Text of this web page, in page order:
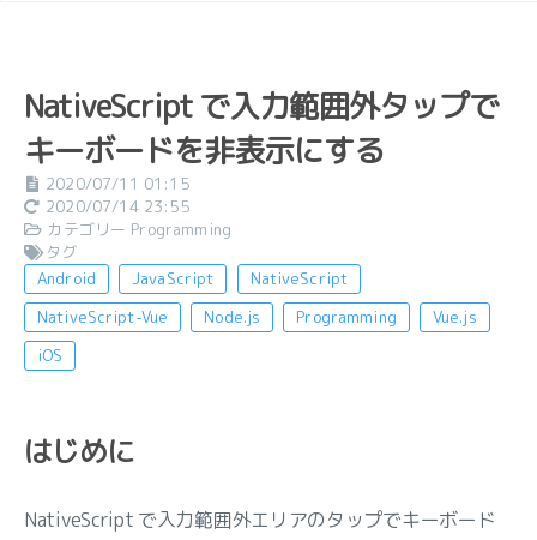
NativeScript で入力範囲外タップで
キーボードを非表示にする
2020/07/11 01:15
2020/07/14 23:55
カテゴリー Programming
タグ
Android
JavaScript
NativeScript
NativeScript-Vue
Node.js Programming
Vue.js
iOS
はじめに
NativeScript で入力範囲外エリアのタップでキーボード